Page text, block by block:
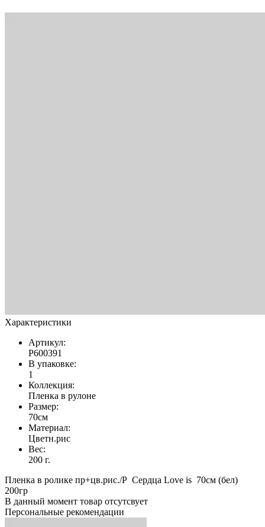
Характеристики
Артикул:
Р600391
В упаковке:
1
Коллекция:
Пленка в рулоне
Размер:
70см
Материал:
Цветн.рис
Вес:
200 г.
Пленка в ролике пр+цв.рис./Р Сердца Love is 70см (бел)
200гр
В данный момент товар отсутсвует
Персональные рекомендации